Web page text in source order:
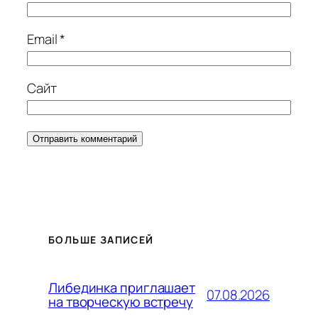
Email*
Сайт
БОЛЬШЕ ЗАПИСЕЙ
Либединка приглашает
на творческую встречу 07.08.2026